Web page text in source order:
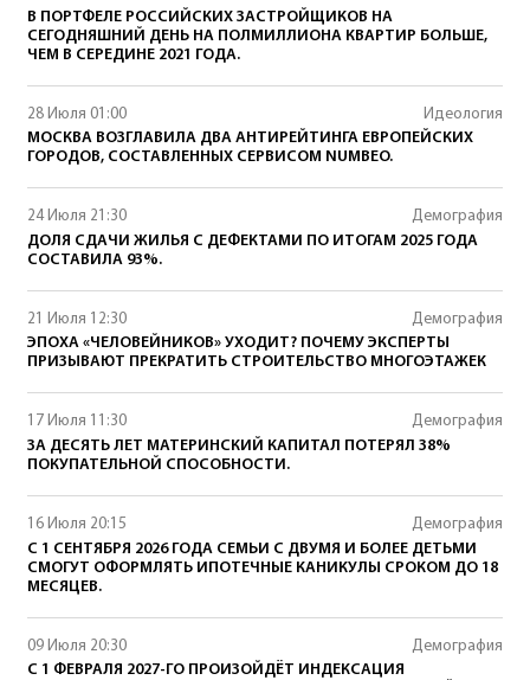
В ПОРТФЕЛЕ РОССИЙСКИХ ЗАСТРОЙЩИКОВ НА
СЕГОДНЯШНИЙ ДЕНЬ НА ПОЛМИЛЛИОНА КВАРТИР БОЛЬШЕ,
ЧЕМ В СЕРЕДИНЕ 2021 ГОДА.
28 Июля 01:00
Идеология
МОСКВА ВОЗГЛАВИЛА ДВА АНТИРЕЙТИНГА ЕВРОПЕЙСКИХ
ГОРОДОВ, СОСТАВЛЕННЫХ СЕРВИСОМ NUMBEO.
24 Июля 21:30
Демография
ДОЛЯ СДАЧИ ЖИЛЬЯ С ДЕФЕКТАМИ ПО ИТОГАМ 2025 ГОДА
СОСТАВИЛА 93%.
21 Июля 12:30
Демография
ЭПОХА «ЧЕЛОВЕЙНИКОВ» УХОДИТ? ПОЧЕМУ ЭКСПЕРТЫ
ПРИЗЫВАЮТ ПРЕКРАТИТЬ СТРОИТЕЛЬСТВО МНОГОЭТАЖЕК
17 Июля 11:30
Демография
ЗА ДЕСЯТЬ ЛЕТ МАТЕРИНСКИЙ КАПИТАЛ ПОТЕРЯЛ 38%
ПОКУПАТЕЛЬНОЙ СПОСОБНОСТИ.
16 Июля 20:15
Демография
С 1 СЕНТЯБРЯ 2026 ГОДА СЕМЬИ С ДВУМЯ И БОЛЕЕ ДЕТЬМИ
СМОГУТ ОФОРМЛЯТЬ ИПОТЕЧНЫЕ КАНИКУЛЫ СРОКОМ ДО 18
МЕСЯЦЕВ.
09 Июля 20:30
Демография
С 1 ФЕВРАЛЯ 2027-ГО ПРОИЗОЙДЁТ ИНДЕКСАЦИЯ